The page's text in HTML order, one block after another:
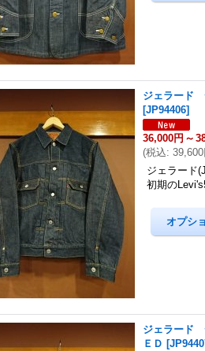
ジェラード
[JP94406]
36,000円 ～
(税込: 39,600
ジェラード
初期の
ジェラード
ＥＤ [